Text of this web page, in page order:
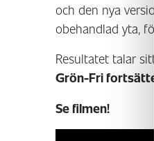
och den nya
obehandlad yta,
Resultatet talar
Grön-Fri
Se filmen!